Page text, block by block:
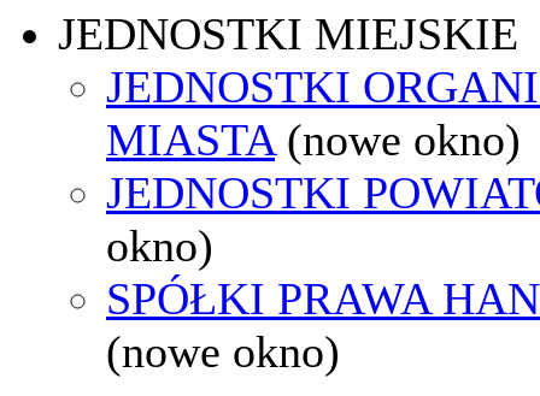
JEDNOSTKI MIEJSKIE
JEDNOSTKI
MIASTA (nowe okno)
JEDNOSTKI
okno)
SPÓŁKI PRAWA
(nowe okno)